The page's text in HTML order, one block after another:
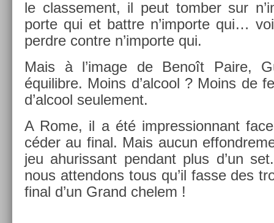
le clas­se­ment, il peut tomb­er sur
porte qui et battre n’im­porte qui…
per­dre con­tre n’im­porte qui.
Mais à l’image de Benoît Paire,
équilib­re. Moins d’al­cool ? Moins de
d’al­cool seule­ment.
A Rome, il a été im­pres­sion­nant
céder au final. Mais aucun
jeu ahuris­sant pen­dant plus d’un
nous at­tendons tous qu’il fasse des
final d’un Grand chelem !